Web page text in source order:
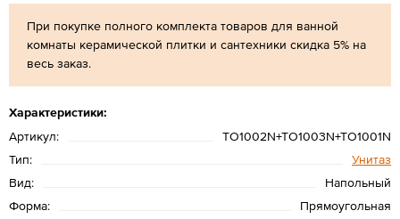
При покупке полного комплекта товаров для ванной
комнаты керамической плитки и сантехники скидка 5% на
весь заказ.
Характеристики:
Артикул:
TO1002N+TO1003N+TO1001N
Тип:
Унитаз
Вид:
Напольный
Форма:
Прямоугольная